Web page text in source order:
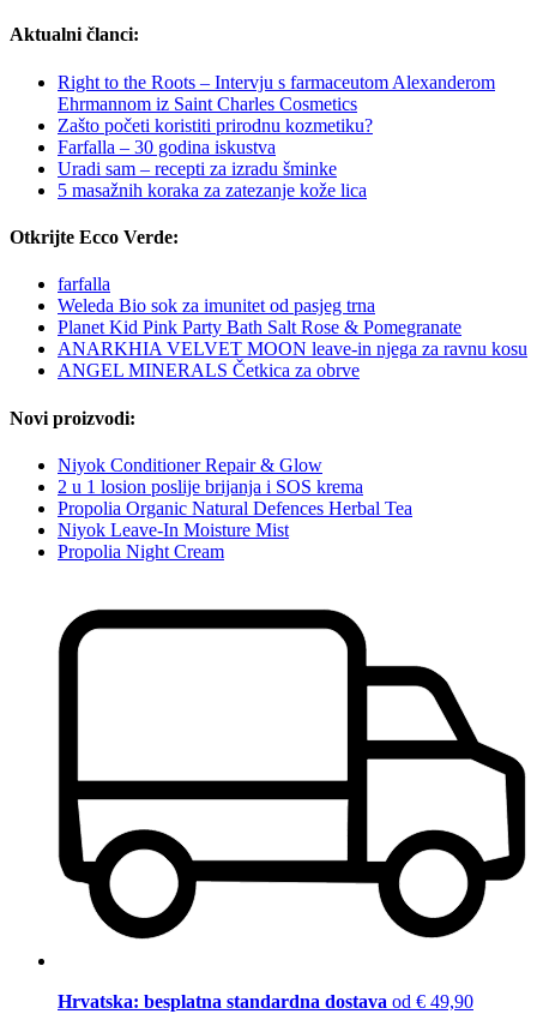
Aktualni članci:
Right to the Roots – Intervju s farmaceutom Alexanderom
Ehrmannom iz Saint Charles Cosmetics
Zašto početi koristiti prirodnu kozmetiku?
Farfalla – 30 godina iskustva
Uradi sam – recepti za izradu šminke
5 masažnih koraka za zatezanje kože lica
Otkrijte Ecco Verde:
farfalla
Weleda Bio sok za imunitet od pasjeg trna
Planet Kid Pink Party Bath Salt Rose & Pomegranate
ANARKHIA VELVET MOON leave-in njega za ravnu kosu
ANGEL MINERALS Četkica za obrve
Novi proizvodi:
Niyok Conditioner Repair & Glow
2 u 1 losion poslije brijanja i SOS krema
Propolia Organic Natural Defences Herbal Tea
Niyok Leave-In Moisture Mist
Propolia Night Cream
Hrvatska: besplatna standardna dostava od € 49,90